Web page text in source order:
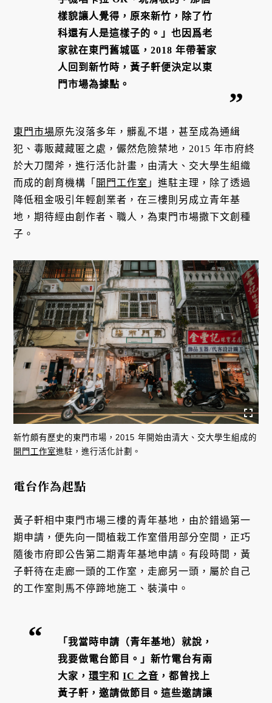
樣貌讓人覺得，原來新竹，除了竹
科還有人是這樣子的。」也因爲老
家就在東門舊城區，2018 年帶著家
人回到新竹時，黃子軒便決定以東
門市場為據點。
東門市場原先沒落多年，髒亂不堪，甚至成為通緝
犯、毒販藏藏匿之處，儼然危險禁地，2015 年市府終
於大刀闊斧，進行活化計畫，由清大、交大學生組織
而成的創育機構「 開門工作室 」進駐主理，除了透過
降低租金吸引年輕創業者，在三樓則另成立青年基
地，期待經由創作者、職人，為東門市場撒下文創種
子。
新竹頗有歷史的東門市場，2015 年開始由清大、交大學生組成的
開門工作室進駐，進行活化計劃。
電台作為起點
黃子軒相中東門市場三樓的青年基地，由於錯過第一
期申請，便先向一間植栽工作室借用部分空間，正巧
隨後市府即公告第二期青年基地申請。有段時間，黃
子軒待在走廊一頭的工作室，走廊另一頭，屬於自己
的工作室則馬不停蹄地施工、裝潢中。
「我當時申請（青年基地）就說，
我要做電台節目。」新竹電台有兩
大家，環宇和IC 之音 ，都曾找上
黃子軒，邀請做節目。這些邀請讓